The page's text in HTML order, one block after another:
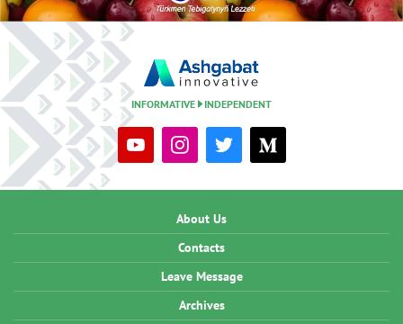
INFORMATIVE INDEPENDENT
About Us
Contacts
Leave Message
Archives